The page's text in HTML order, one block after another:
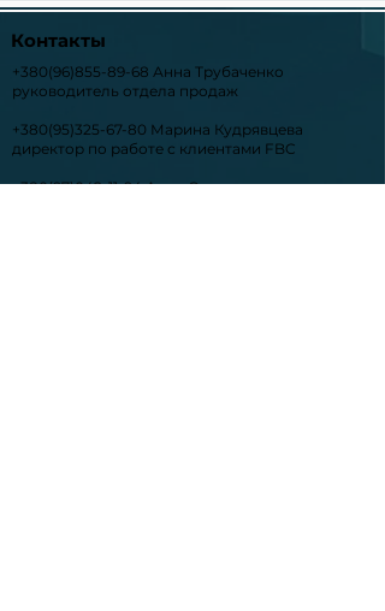
Контакты
+380(96)855-89-68 Анна Трубаченко
руководитель отдела продаж
+380(95)325-67-80 Марина Кудрявцева
директор по работе с клиентами FBC
+380(97)042-11-94Анна Орел